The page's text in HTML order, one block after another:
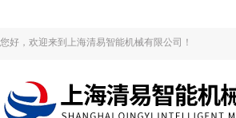
您好，欢迎来到上海清易智能机械有限公司！